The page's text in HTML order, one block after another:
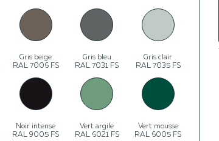
Gris beige
RAL 7006 FS
Gris bleu
RAL 7031 FS
Gris clair
RAL 7035 FS
Noir intense
RAL 9005 FS
Vert argile
RAL 6021 FS
Vert mousse
RAL 6005 FS